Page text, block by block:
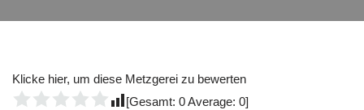
Klicke hier, um diese Metzgerei zu bewerten
[Gesamt: 0Average: 0]